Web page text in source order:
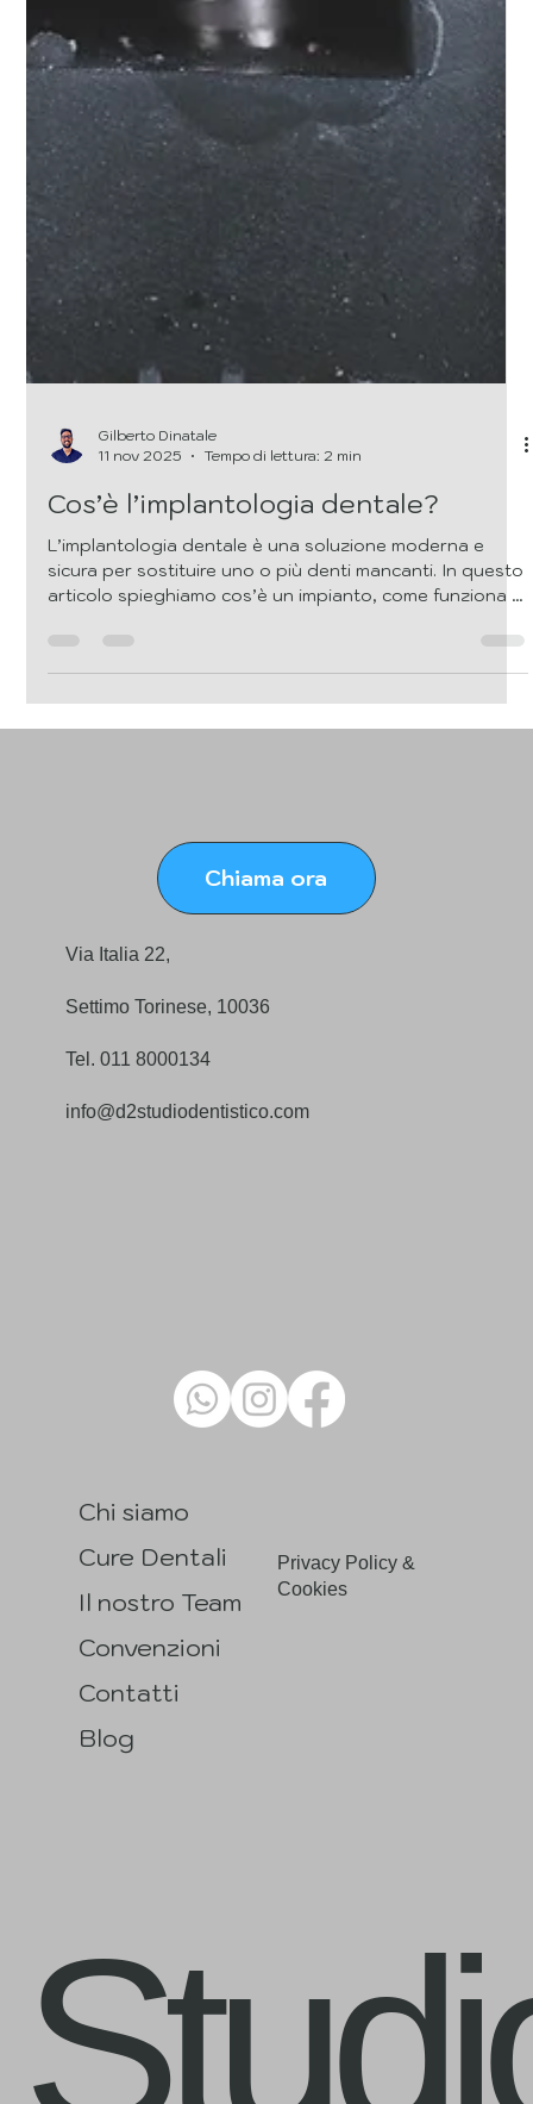
11 nov 2025
Tempo di lettura: 2 min
Cos’è l’implantologia dentale?
L’implantologia dentale è una soluzione moderna e
articolo spieghiamo cos’è un impianto, come funziona e
in quali casi viene consigliato dal dentista.
Via Italia 22,
Settimo Torinese, 10036
Tel. 011 8000134
Chi siamo
Cure Dentali
Il nostro Team
Convenzioni
Contatti